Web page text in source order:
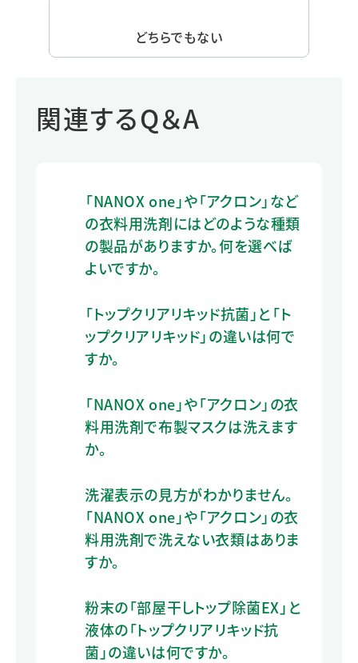
どちらでもない
関連するQ＆A
「NANOX one」や「アクロン」など
の衣料用洗剤にはどのような種類
の製品がありますか。何を選べば
よいですか。
「トップクリアリキッド抗菌」と「ト
ップクリアリキッド」の違いは何で
すか。
「NANOX one」や「アクロン」の衣
料用洗剤で布製マスクは洗えます
か。
洗濯表示の見方がわかりません。
「NANOX one」や「アクロン」の衣
料用洗剤で洗えない衣類はありま
すか。
粉末の「部屋干しトップ除菌EX」と
液体の「トップクリアリキッド抗
菌」の違いは何ですか。